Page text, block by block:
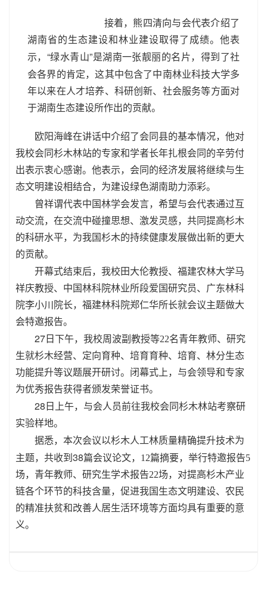
接着， 熊四清向与会代表介绍了
湖南省的生态建设和林业建设取得了成绩。他表
示， “绿水青山”是湖南一张靓丽的名片，得到了社
会各界的肯定，这其中包含了中南林业科技大学多
年以来在人才培养、科研创新、社会服务等方面对
于湖南生态建设所作出的贡献。
欧阳海峰在讲话中介绍了会同县的基本情况，他对
我校会同杉木林站的专家和学者长年扎根会同的辛劳付
出表示衷心感谢。他表示，会同的经济发展将继续与生
态文明建设相结合，为建设绿色湖南助力添彩。
曾祥谓代表中国林学会发言， 希望与会代表通过互
动交流，在交流中碰撞思想、激发灵感，共同提高杉木
的科研水平，为我国杉木的持续健康发展做出新的更大
的贡献。
开幕式结束后，我校田大伦教授、福建农林大学马
祥庆教授、中国林科院林业所段爱国研究员、广东林科
院李小川院长，福建林科院郑仁华所长就会议主题做大
会特邀报告。
27 日下午，我校周波副教授等22名青年教师、研究
生就杉木经营、定向育种、培育育种、培育、林分生态
功能提升等议题展开研讨。闭幕式上，与会领导和专家
为优秀报告获得者颁发荣誉证书。
28 日上午，与会人员前往我校会同杉木林站考察研
实验样地。
据悉，本次会议以杉木人工林质量精确提升技术为
主题，共收到 38篇会议论文， 12篇摘要，举行特邀报告5
场，青年教师、研究生学术报告22场，对提高杉木产业
链各个环节的科技含量，促进我国生态文明建设、农民
的精准扶贫和改善人居生活环境等方面均具有重要的意
义。